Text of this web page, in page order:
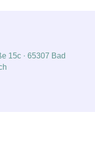
15c · 65307 Bad